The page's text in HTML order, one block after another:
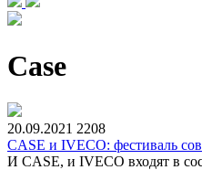
Case
20.09.2021 2208
CASE и IVECO: фестиваль
И CASE, и IVECO входят в